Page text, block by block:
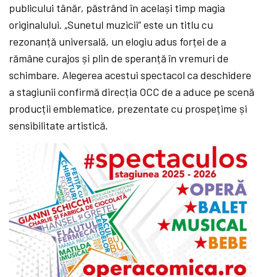
publicului tânăr, păstrând în același timp magia
originalului. „Sunetul muzicii” este un titlu cu
rezonanță universală, un elogiu adus forței de a
rămâne curajos și plin de speranță în vremuri de
schimbare. Alegerea acestui spectacol ca deschidere
a stagiunii confirmă direcția OCC de a aduce pe scenă
producții emblematice, prezentate cu prospețime și
sensibilitate artistică.